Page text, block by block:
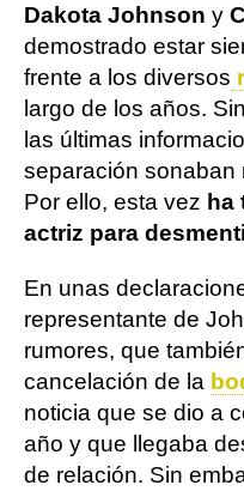
Dakota Johnson y
demostrado estar
frente a los diversos
largo de los años.
las últimas
separación sonaban
Por ello, esta vez ha
actriz para
En unas
representante de
rumores, que
cancelación de la
noticia que se dio a
año y que llegaba
de relación. Sin